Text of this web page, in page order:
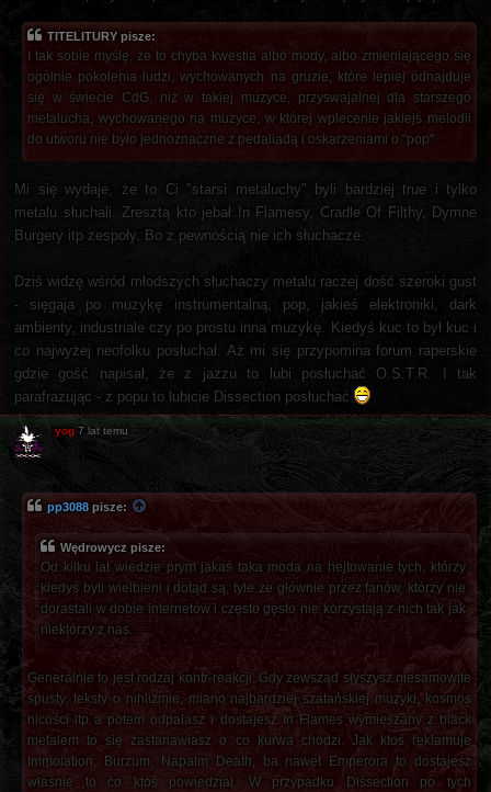
TITELITURY pisze:
I tak sobie myślę, że to chyba kwestia albo mody, albo zmieniającego się
ogólnie pokolenia ludzi, wychowanych na gruzie, które lepiej odnajduje
się w świecie CdG, niż w takiej muzyce, przyswajalnej dla starszego
metalucha, wychowanego na muzyce, w której wplecenie jakiejś melodii
do utworu nie było jednoznaczne z pedaliadą i oskarżeniami o "pop".
Mi się wydaje, że to Ci "starsi metaluchy" byli bardziej true i tylko
metalu słuchali. Zresztą kto jebał In Flamesy, Cradle Of Filthy, Dymne
Burgery itp zespoły. Bo z pewnością nie ich słuchacze.
Dziś widzę wśród młodszych słuchaczy metalu raczej dość szeroki gust
- sięgaja po muzykę instrumentalną, pop, jakieś elektroniki, dark
ambienty, industriale czy po prostu inna muzykę. Kiedyś kuc to był kuc i
co najwyżej neofolku posłuchał. Aż mi się przypomina forum raperskie
gdzie gość napisał, że z jazzu to lubi posłuchać O.S.T.R. I tak
parafrazując - z popu to lubicie Dissection posłuchać
yog 7 lat temu
pp3088 pisze:
Wędrowycz pisze:
Od kilku lat wiedzie prym jakaś taka moda na hejtowanie tych, którzy
kiedyś byli wielbieni i dotąd są, tyle że głównie przez fanów, którzy nie
dorastali w dobie internetów i często gęsto nie korzystają z nich tak jak
niektórzy z nas.
Generalnie to jest rodzaj kontr-reakcji. Gdy zewsząd słyszysz niesamowite
spusty, teksty o nihlizmie, miano najbardziej szatańskiej muzyki, kosmos
nicości itp a potem odpalasz i dostajesz In Flames wymieszany z black
metalem to się zastanawiasz o co kurwa chodzi. Jak ktoś reklamuje
Immolation, Burzum, Napalm Death, ba nawet Emperora to dostajesz
właśnie to co ktoś powiedział. W przypadku Dissection po tych